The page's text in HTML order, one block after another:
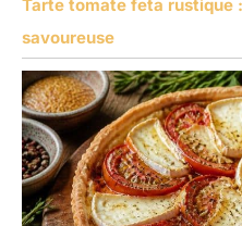
Tarte tomate feta rustique
savoureuse